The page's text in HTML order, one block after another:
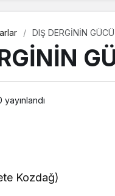
DIŞ DERGİNİN
yayınlandı
Kozdağ)